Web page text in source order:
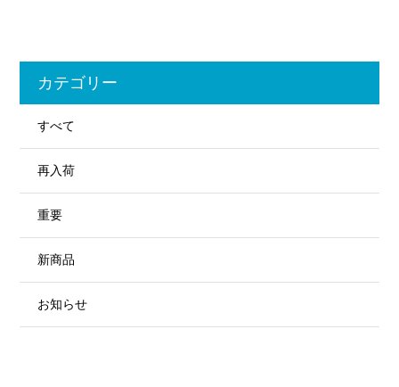
カテゴリー
すべて
再入荷
重要
新商品
お知らせ